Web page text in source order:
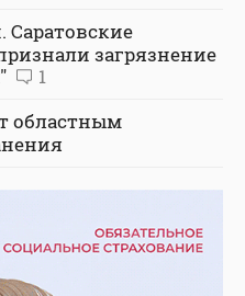
Саратовские
загрязнение
1
областным